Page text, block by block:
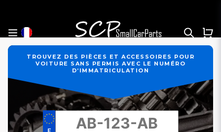
TROUVEZ DES PIÈCES ET ACCESSOIRES POUR
VOITURE SANS PERMIS AVEC LE NUMÉRO
D’IMMATRICULATION